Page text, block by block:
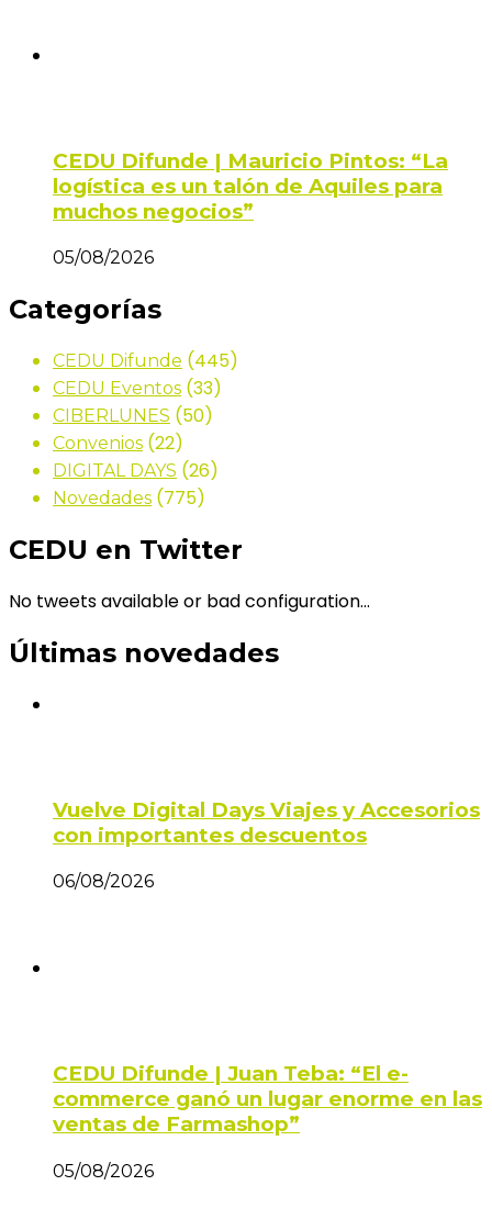
CEDU Difunde | Mauricio Pintos: “La
logística es un talón de Aquiles para
muchos negocios”
05/08/2026
Categorías
CEDU Difunde (445)
CEDU Eventos (33)
CIBERLUNES (50)
Convenios (22)
DIGITAL DAYS (26)
Novedades (775)
CEDU en Twitter
No tweets available or bad configuration...
Últimas novedades
Vuelve Digital Days Viajes y Accesorios
con importantes descuentos
06/08/2026
CEDU Difunde | Juan Teba: “El e-
commerce ganó un lugar enorme en las
ventas de Farmashop”
05/08/2026